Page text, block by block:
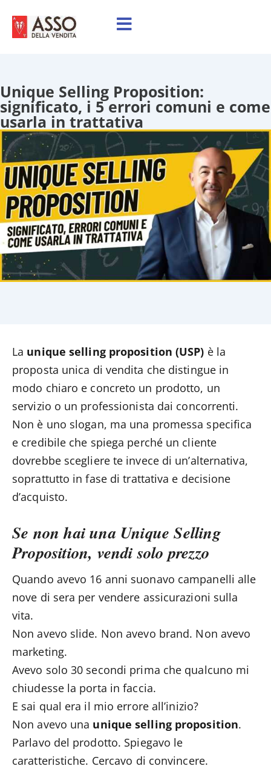
Unique Selling Proposition:
significato, i 5 errori comuni e come
usarla in trattativa
La unique selling proposition (USP) è la
proposta unica di vendita che distingue in
modo chiaro e concreto un prodotto, un
servizio o un professionista dai concorrenti.
Non è uno slogan, ma una promessa specifica
e credibile che spiega perché un cliente
dovrebbe scegliere te invece di un’alternativa,
soprattutto in fase di trattativa e decisione
d’acquisto.
Se non hai una Unique Selling
Proposition, vendi solo prezzo
Quando avevo 16 anni suonavo campanelli alle
nove di sera per vendere assicurazioni sulla
vita.
Non avevo slide. Non avevo brand. Non avevo
marketing.
Avevo solo 30 secondi prima che qualcuno mi
chiudesse la porta in faccia.
E sai qual era il mio errore all’inizio?
Non avevo una unique selling proposition.
Parlavo del prodotto. Spiegavo le
caratteristiche. Cercavo di convincere.